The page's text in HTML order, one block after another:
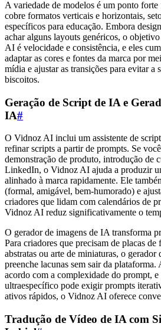
A variedade de modelos é um ponto
cobre formatos verticais e horizontais,
específicos para educação. Embora
achar alguns layouts genéricos, o
AI é velocidade e consistência, e eles
adaptar as cores e fontes da marca por
mídia e ajustar as transições para evitar a
biscoitos.
Geração de Script de IA e
IA#
O Vidnoz AI inclui um assistente de
refinar scripts a partir de prompts. Se
demonstração de produto, introdução de
LinkedIn, o Vidnoz AI ajuda a produzir
alinhado à marca rapidamente. Ele
(formal, amigável, bem-humorado) e
criadores que lidam com calendários de
Vidnoz AI reduz significativamente o
O gerador de imagens de IA transforma
Para criadores que precisam de placas
abstratas ou arte de miniaturas, o
preenche lacunas sem sair da plataforma.
acordo com a complexidade do prompt,
ultraespecífico pode exigir prompts
ativos rápidos, o Vidnoz AI oferece
Tradução de Vídeo de IA com